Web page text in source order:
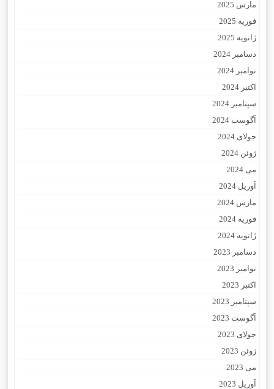
مارس 2025
فوریه 2025
ژانویه 2025
دسامبر 2024
نوامبر 2024
اکتبر 2024
سپتامبر 2024
آگوست 2024
جولای 2024
ژوئن 2024
می 2024
آوریل 2024
مارس 2024
فوریه 2024
ژانویه 2024
دسامبر 2023
نوامبر 2023
اکتبر 2023
سپتامبر 2023
آگوست 2023
جولای 2023
ژوئن 2023
می 2023
آوریل 2023